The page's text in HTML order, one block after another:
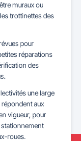
muraux ou
trottinettes des
pour
réparations
des
une large
aux
vigueur, pour
stationnement
roues.